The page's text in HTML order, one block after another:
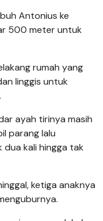
Antonius ke
500 meter untuk
rumah yang
linggis untuk
ayah tirinya masih
parang lalu
kali hingga tak
ketiga anaknya